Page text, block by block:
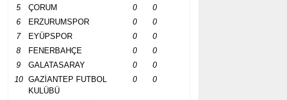
5
ÇORUM 0
0
6
ERZURUMSPOR 0
0
7
EYÜPSPOR 0
0
8
FENERBAHÇE 0
0
9
GALATASARAY 0
0
10
GAZİANTEP FUTBOL
KULÜBÜ
0 0